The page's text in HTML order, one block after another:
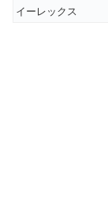
イーレックス